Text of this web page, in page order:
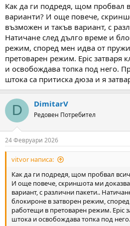
Как да ги подредя, щом пробвал
варианти? И още повече,
възможен и такъв вариант, с
Натичане след дълго време и
режим, според мен идва от
претоварен режим. Epic затваря
и освобождава топка под него.
штока са притиска дюза и я
D DimitarV
Редовен Потребител
24 Февруари 2026
vitvor написа:
Как да ги подредя, щом пробвал
И още повече, скриншота ми
вариант, с различни пакети..
блокироне в затворен режим,
работещи в претоварен режим. Epic
штока и освобождава топка под